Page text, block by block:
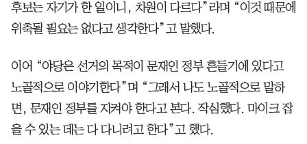
후보는 자기가 한 일이니, 차원이 다르다”라며 “이것 때문에
위축될 필요는 없다고 생각한다”고 말했다.
이어 “야당은 선거의 목적이 문재인 정부 흔들기에 있다고
노골적으로 이야기한다”며 “그래서 나도 노골적으로 말하
면, 문재인 정부를 지켜야 한다고 본다. 작심했다. 마이크 잡
을 수 있는 데는 다 다니려고 한다”고 했다.